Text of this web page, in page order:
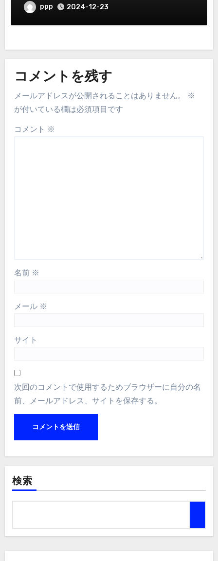
ppp 2024-12-23
コメントを残す
メールアドレスが公開されることはありません。
※
が付いている欄は必須項目です
コメント ※
名前 ※
メール ※
サイト
次回のコメントで使用するためブラウザーに自分の名
前、メールアドレス、サイトを保存する。
検索